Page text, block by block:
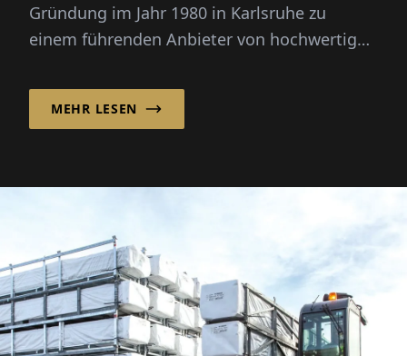
Gründung im Jahr 1980 in Karlsruhe zu
einem führenden Anbieter von hochwertigen
MEHR LESEN